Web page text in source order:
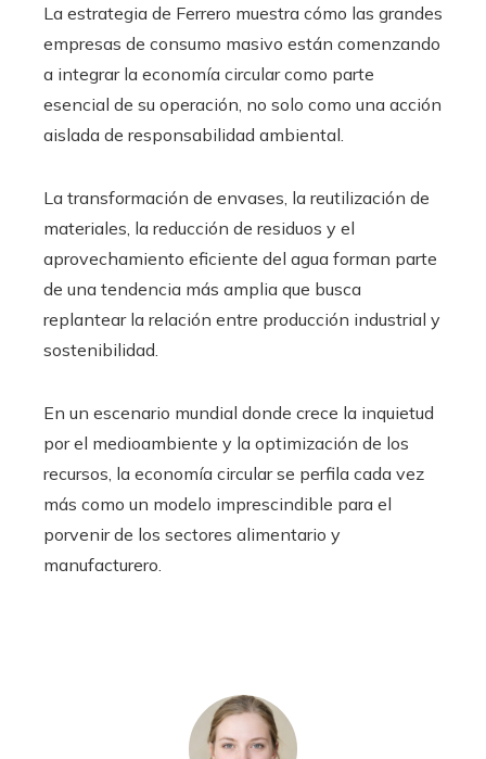
La estrategia de Ferrero muestra cómo las grandes
empresas de consumo masivo están comenzando
a integrar la economía circular como parte
esencial de su operación, no solo como una acción
aislada de responsabilidad ambiental.
La transformación de envases, la reutilización de
materiales, la reducción de residuos y el
aprovechamiento eficiente del agua forman parte
de una tendencia más amplia que busca
replantear la relación entre producción industrial y
sostenibilidad.
En un escenario mundial donde crece la inquietud
por el medioambiente y la optimización de los
recursos, la economía circular se perfila cada vez
más como un modelo imprescindible para el
porvenir de los sectores alimentario y
manufacturero.